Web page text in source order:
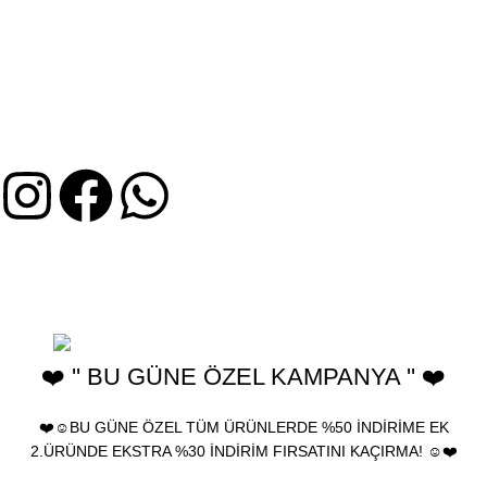
❤️ '' BU GÜNE ÖZEL KAMPANYA '' ❤️
❤️☺️BU GÜNE ÖZEL TÜM ÜRÜNLERDE %50 İNDİRİME EK
2.ÜRÜNDE EKSTRA %30 İNDİRİM FIRSATINI KAÇIRMA! ☺️❤️